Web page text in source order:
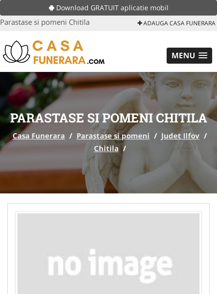
Download GRATUIT aplicatie mobil
Parastase si pomeni Chitila ADAUGA CASA FUNERARA
MENU
PARASTASE SI POMENI CHITILA
Casa Funerara / Parastase si pomeni / Judet Ilfov /
Chitila /